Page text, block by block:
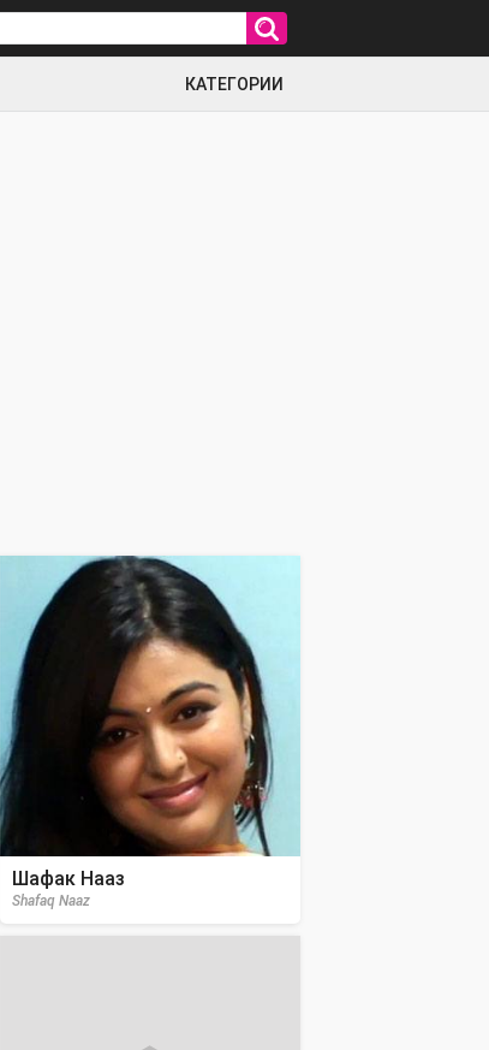
КАТЕГОРИИ
Шафак Нааз
Shafaq Naaz